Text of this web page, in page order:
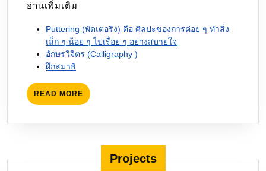
อ่านเพิ่มเติม
Puttering (พัตเตอริง) คือ ศิลปะของการค่อย ๆ ทำสิ่ง
เล็ก ๆ น้อย ๆ ไปเรื่อย ๆ อย่างสบายใจ
อักษรวิจิตร (Calligraphy )
ฝึกสมาธิ
READ MORE READ
MORE
Projects